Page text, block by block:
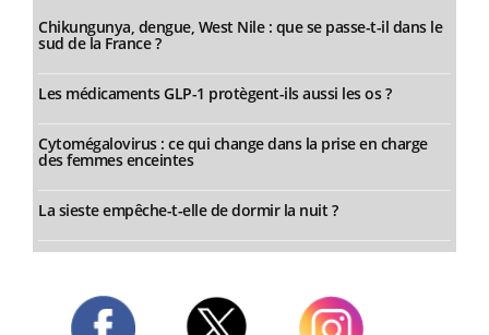
Chikungunya, dengue, West Nile : que se passe-t-il dans le
sud de la France ?
Les médicaments GLP-1 protègent-ils aussi les os ?
Cytomégalovirus : ce qui change dans la prise en charge
des femmes enceintes
La sieste empêche-t-elle de dormir la nuit ?